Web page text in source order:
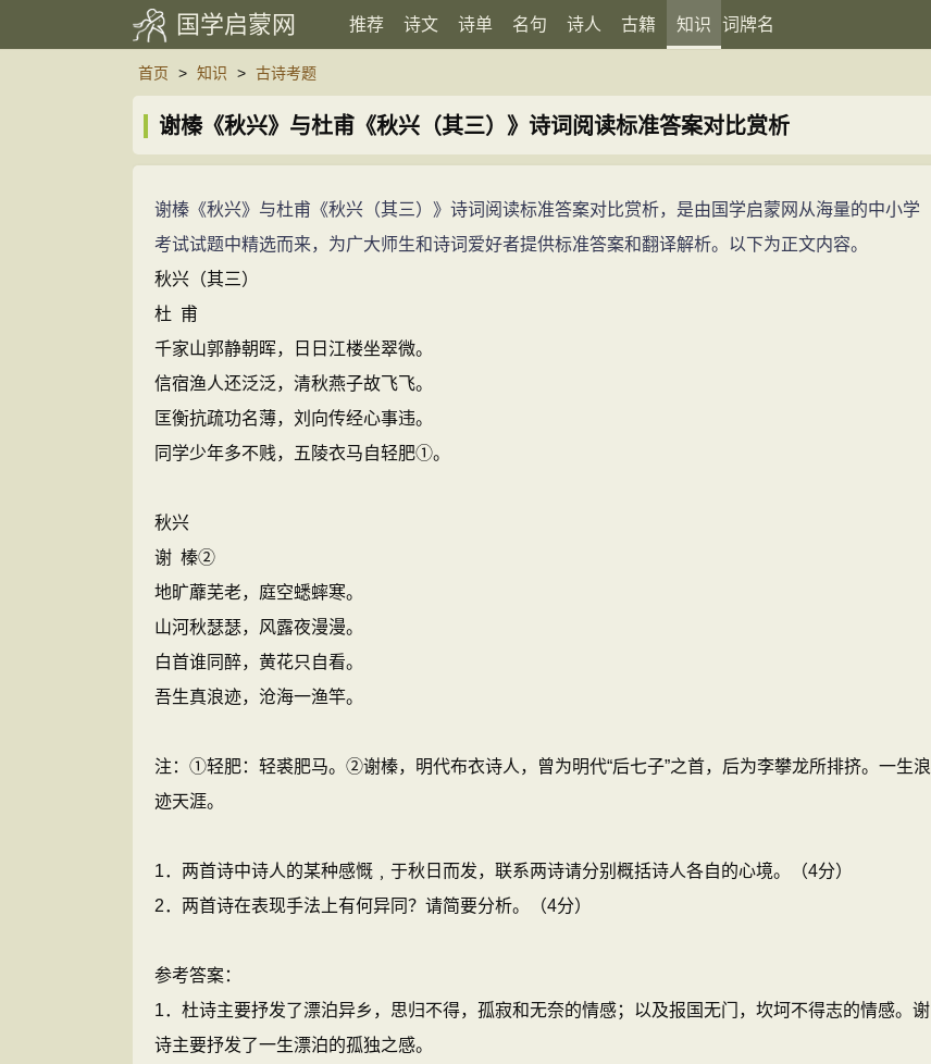
国学启蒙网 推荐 诗文 诗单 名句 诗人 古籍 知识 词牌名
首页 > 知识 > 古诗考题
谢榛《秋兴》与杜甫《秋兴（其三）》诗词阅读标准答案对比赏析
谢榛《秋兴》与杜甫《秋兴（其三）》诗词阅读标准答案对比赏析，是由国学启蒙网从海量的中小学
考试试题中精选而来，为广大师生和诗词爱好者提供标准答案和翻译解析。以下为正文内容。
秋兴（其三）
杜 甫
千家山郭静朝晖，日日江楼坐翠微。
信宿渔人还泛泛，清秋燕子故飞飞。
匡衡抗疏功名薄，刘向传经心事违。
同学少年多不贱，五陵衣马自轻肥①。
秋兴
谢 榛②
地旷蘼芜老，庭空蟋蟀寒。
山河秋瑟瑟，风露夜漫漫。
白首谁同醉，黄花只自看。
吾生真浪迹，沧海一渔竿。
注：①轻肥：轻裘肥马。②谢榛，明代布衣诗人，曾为明代“后七子”之首，后为李攀龙所排挤。一生浪
迹天涯。
1．两首诗中诗人的某种感慨﹐于秋日而发，联系两诗请分别概括诗人各自的心境。（4分）
2．两首诗在表现手法上有何异同？请简要分析。（4分）
参考答案：
1．杜诗主要抒发了漂泊异乡，思归不得，孤寂和无奈的情感；以及报国无门，坎坷不得志的情感。谢
诗主要抒发了一生漂泊的孤独之感。